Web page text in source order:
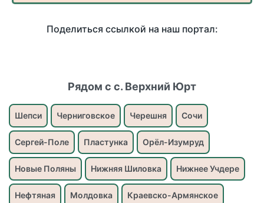
Поделиться ссылкой на наш портал:
Рядом с с. Верхний Юрт
Шепси Черниговское Черешня Сочи
Сергей-Поле Пластунка Орёл-Изумруд
Новые Поляны Нижняя Шиловка Нижнее Учдере
Нефтяная Молдовка Краевско-Армянское